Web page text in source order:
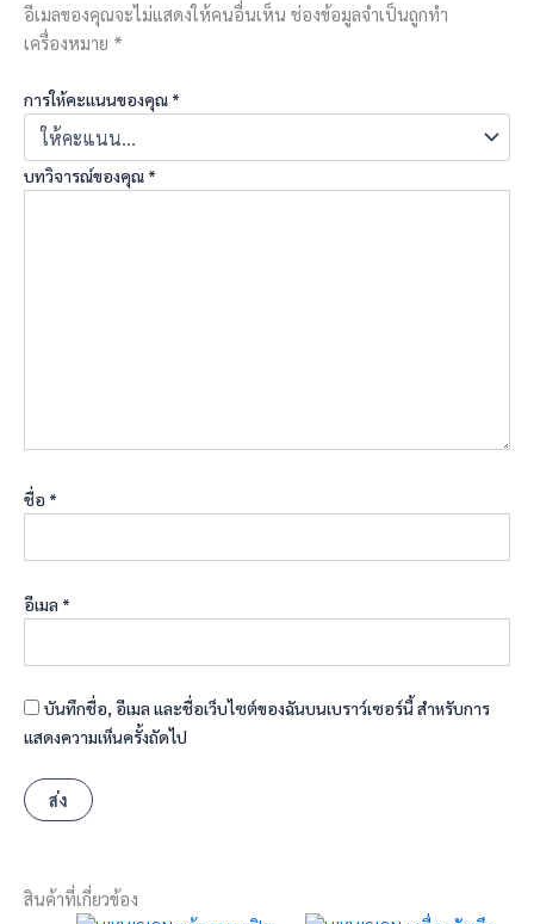
อีเมลของคุณจะไม่แสดงให้คนอื่นเห็น ช่องข้อมูลจำเป็นถูกทำ
เครื่องหมาย *
การให้คะแนนของคุณ *
บทวิจารณ์ของคุณ *
ชื่อ *
อีเมล *
บันทึกชื่อ, อีเมล และชื่อเว็บไซต์ของฉันบนเบราว์เซอร์นี้ สำหรับการ
แสดงความเห็นครั้งถัดไป
สินค้าที่เกี่ยวข้อง